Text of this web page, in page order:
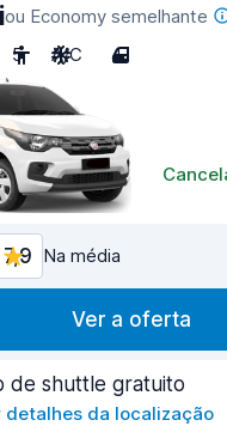
ou Economy semelhante
5 A/C 4
7,9 Na média
Ver a oferta
de shuttle gratuito
detalhes da localização